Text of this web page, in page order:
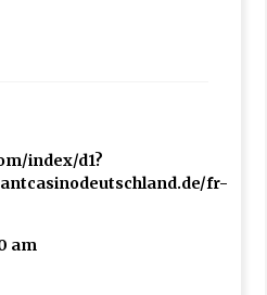
index/d1?
fr-
am